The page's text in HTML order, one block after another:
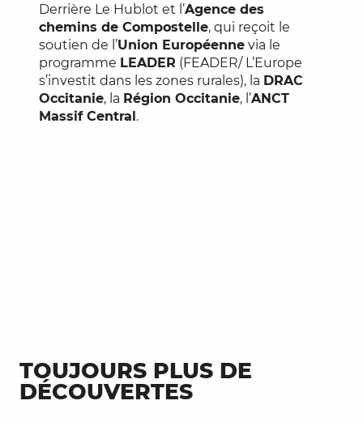
Derrière Le Hublot et l’Agence des
chemins de Compostelle, qui reçoit le
soutien de l’Union Européenne via le
programme LEADER (FEADER/ L’Europe
s’investit dans les zones rurales), la DRAC
Occitanie, la Région Occitanie, l’ANCT
Massif Central.
TOUJOURS PLUS DE
DÉCOUVERTES